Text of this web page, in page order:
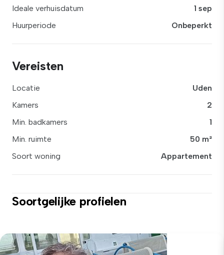
Ideale verhuisdatum
1 sep
Huurperiode
Onbeperkt
Vereisten
Locatie
Uden
Kamers
2
Min. badkamers
1
Min. ruimte
50 m²
Soort woning
Appartement
Soortgelijke profielen